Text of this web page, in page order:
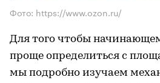
Фото: https://www.ozon.ru/
Для того чтобы
проще определиться с
мы подробно изучаем